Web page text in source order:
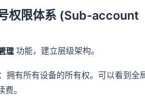
权限体系 (Sub-account
理 功能，建立层级架构。
：拥有所有设备的所有权。可以看到全
。